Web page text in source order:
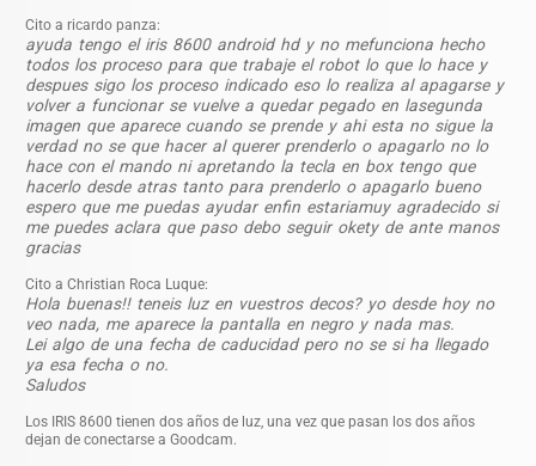
Cito a ricardo panza:
ayuda tengo el iris 8600 android hd y no mefunciona hecho
todos los proceso para que trabaje el robot lo que lo hace y
despues sigo los proceso indicado eso lo realiza al apagarse y
volver a funcionar se vuelve a quedar pegado en lasegunda
imagen que aparece cuando se prende y ahi esta no sigue la
verdad no se que hacer al querer prenderlo o apagarlo no lo
hace con el mando ni apretando la tecla en box tengo que
hacerlo desde atras tanto para prenderlo o apagarlo bueno
espero que me puedas ayudar enfin estariamuy agradecido si
me puedes aclara que paso debo seguir okety de ante manos
gracias
Cito a Christian Roca Luque:
Hola buenas!! teneis luz en vuestros decos? yo desde hoy no
veo nada, me aparece la pantalla en negro y nada mas.
Lei algo de una fecha de caducidad pero no se si ha llegado
ya esa fecha o no.
Saludos
Los IRIS 8600 tienen dos años de luz, una vez que pasan los dos años
dejan de conectarse a Goodcam.